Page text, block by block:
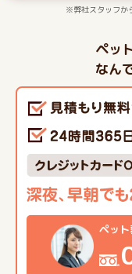
※弊社スタッフか
ペッ
なん
ペッ